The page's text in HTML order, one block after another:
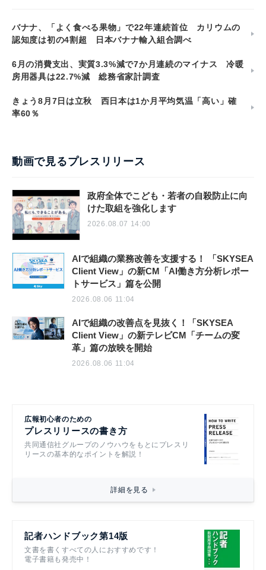
バナナ、「よく食べる果物」で22年連続首位 カリウムの
認知度は初の4割超 日本バナナ輸入組合調べ
6月の消費支出、実質3.3%減で7か月連続のマイナス 冷暖
房用器具は22.7%減 総務省家計調査
きょう8月7日は立秋 西日本は1か月平均気温「高い」確
率60％
動画で見るプレスリリース
政府全体でこども・若者の自殺防止に向
けた取組を強化します
2026.08.07 14:00
AIで組織の業務改善を支援する！ 「SKYSEA
Client View」の新CM「AI働き方分析レポー
トサービス」篇を公開
2026.08.06 11:04
AIで組織の改善点を見抜く！「SKYSEA
Client View」の新テレビCM「チームの変
革」篇の放映を開始
2026.08.06 11:04
広報初心者のための
プレスリリースの書き方
共同通信社グループのノウハウをもとにプレスリ
リースの基本的なポイントを解説！
詳細を見る
記者ハンドブック第14版
文書を書くすべての人におすすめです！
電子書籍も発売中！